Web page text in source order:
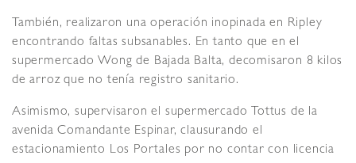
También, realizaron una operación inopinada en Ripley
encontrando faltas subsanables. En tanto que en el
supermercado Wong de Bajada Balta, decomisaron 8 kilos
de arroz que no tenía registro sanitario.
Asimismo, supervisaron el supermercado Tottus de la
avenida Comandante Espinar, clausurando el
estacionamiento Los Portales por no contar con licencia